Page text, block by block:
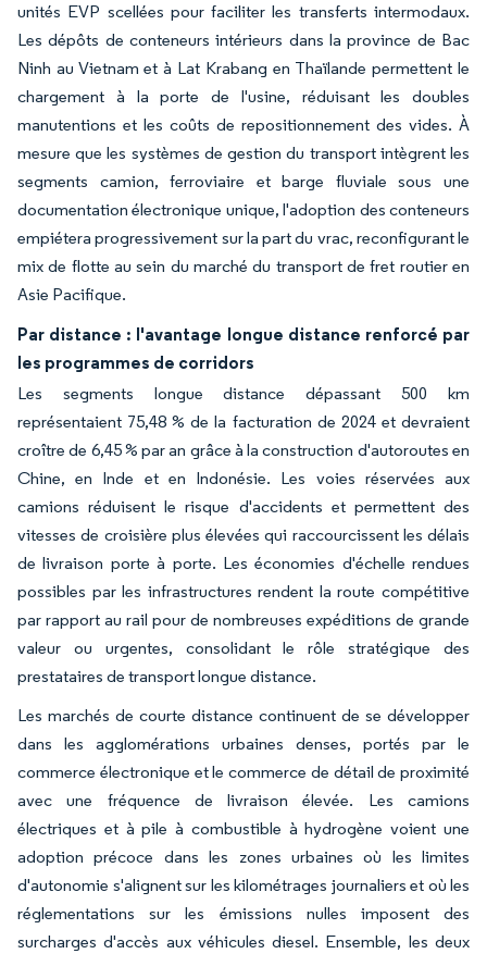
unités EVP scellées pour faciliter les transferts intermodaux.
Les dépôts de conteneurs intérieurs dans la province de Bac
Ninh au Vietnam et à Lat Krabang en Thaïlande permettent le
chargement à la porte de l'usine, réduisant les doubles
manutentions et les coûts de repositionnement des vides. À
mesure que les systèmes de gestion du transport intègrent les
segments camion, ferroviaire et barge fluviale sous une
documentation électronique unique, l'adoption des conteneurs
empiétera progressivement sur la part du vrac, reconfigurant le
mix de flotte au sein du marché du transport de fret routier en
Asie Pacifique.
Par distance : l'avantage longue distance renforcé par
les programmes de corridors
Les segments longue distance dépassant 500 km
représentaient 75,48 % de la facturation de 2024 et devraient
croître de 6,45 % par an grâce à la construction d'autoroutes en
Chine, en Inde et en Indonésie. Les voies réservées aux
camions réduisent le risque d'accidents et permettent des
vitesses de croisière plus élevées qui raccourcissent les délais
de livraison porte à porte. Les économies d'échelle rendues
possibles par les infrastructures rendent la route compétitive
par rapport au rail pour de nombreuses expéditions de grande
valeur ou urgentes, consolidant le rôle stratégique des
prestataires de transport longue distance.
Les marchés de courte distance continuent de se développer
dans les agglomérations urbaines denses, portés par le
commerce électronique et le commerce de détail de proximité
avec une fréquence de livraison élevée. Les camions
électriques et à pile à combustible à hydrogène voient une
adoption précoce dans les zones urbaines où les limites
d'autonomie s'alignent sur les kilométrages journaliers et où les
réglementations sur les émissions nulles imposent des
surcharges d'accès aux véhicules diesel. Ensemble, les deux